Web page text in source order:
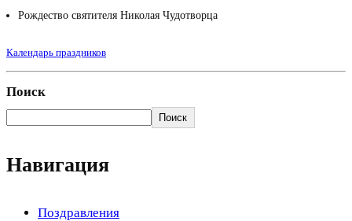
Рождество святителя Николая Чудотворца
Календарь праздников
Поиск
Поиск
Навигация
Поздравления